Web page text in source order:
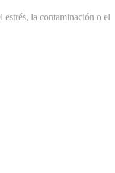
estrés, la contaminación o el